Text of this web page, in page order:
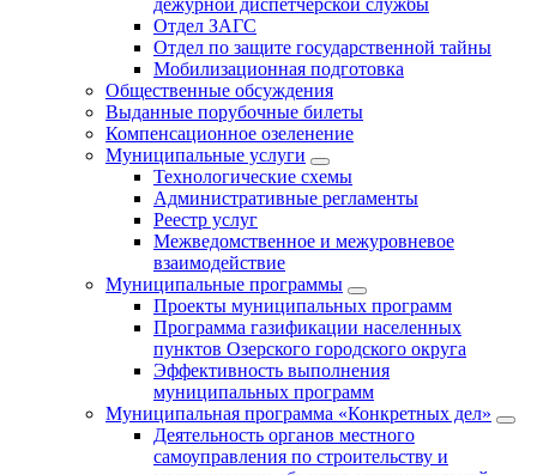
дежурной диспетчерской службы
Отдел ЗАГС
Отдел по защите государственной тайны
Мобилизационная подготовка
Общественные обсуждения
Выданные порубочные билеты
Компенсационное озеленение
Муниципальные услуги
Технологические схемы
Административные регламенты
Реестр услуг
Межведомственное и межуровневое
взаимодействие
Муниципальные программы
Проекты муниципальных программ
Программа газификации населенных
пунктов Озерского городского округа
Эффективность выполнения
муниципальных программ
Муниципальная программа «Конкретных дел»
Деятельность органов местного
самоуправления по строительству и